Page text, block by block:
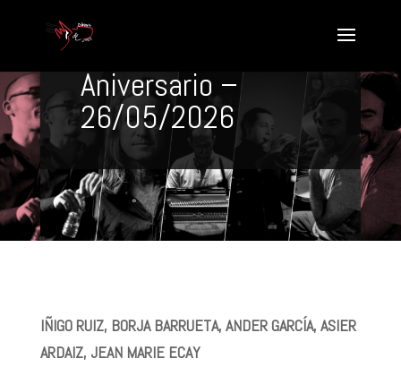
Euskal Bostkote: El
Quinteto del XX
Aniversario –
26/05/2026
IÑIGO RUIZ, BORJA BARRUETA, ANDER GARCÍA, ASIER
ARDAIZ, JEAN MARIE ECAY